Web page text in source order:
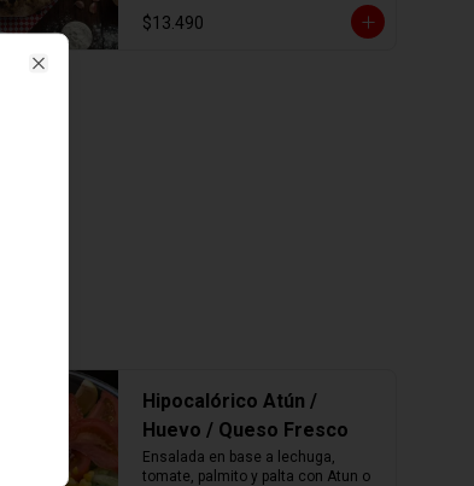
$13.490
Hipocalórico Atún /
Huevo / Queso Fresco
Ensalada en base a lechuga,
tomate, palmito y palta con Atun o